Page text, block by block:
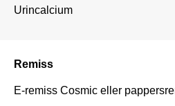
Urincalcium
Remiss
E-remiss Cosmic eller